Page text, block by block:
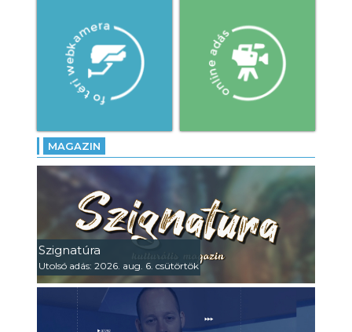
MAGAZIN
Szignatúra
Utolsó adás: 2026. aug. 6. csütörtök